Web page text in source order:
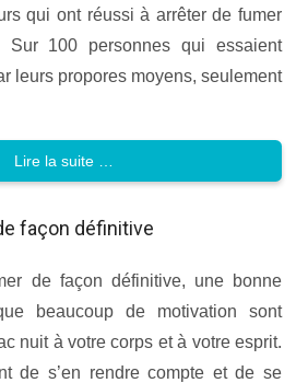
qui ont réussi à arrêter de fumer
Sur 100 personnes qui essaient
leurs propores moyens, seulement
Lire la suite …
façon définitive
de façon définitive, une bonne
beaucoup de motivation sont
nuit à votre corps et à votre esprit.
de s’en rendre compte et de se